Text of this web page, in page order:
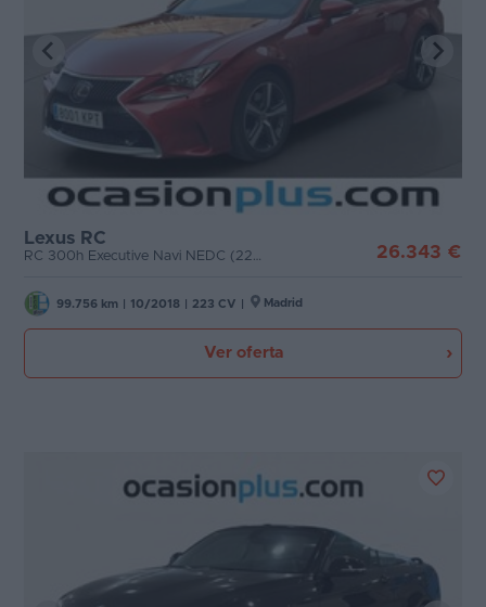
Lexus RC
RC 300h Executive Navi NEDC (223 CV) 26.343 €
99.756 km 10/2018 223 CV Madrid
Ver oferta